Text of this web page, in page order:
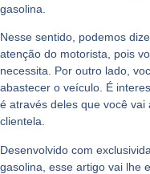
gasolina.
Nesse sentido, podemos
atenção do motorista, pois
necessita. Por outro lado,
abastecer o veículo. É
é através deles que você
clientela.
Desenvolvido com
gasolina, esse artigo vai lhe